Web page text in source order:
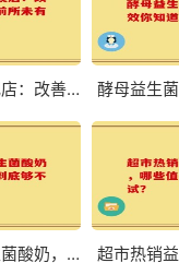
八联益生菌旗舰店：改善肠道，体验前所未有的轻盈与舒适
沧州快消品益生菌酸奶，口感与营养到底够不够尝鲜？